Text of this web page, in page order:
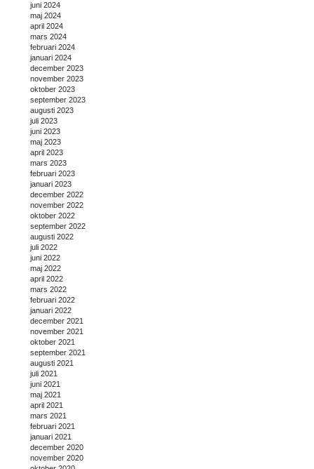
juni 2024
maj 2024
april 2024
mars 2024
februari 2024
januari 2024
december 2023
november 2023
oktober 2023
september 2023
augusti 2023
juli 2023
juni 2023
maj 2023
april 2023
mars 2023
februari 2023
januari 2023
december 2022
november 2022
oktober 2022
september 2022
augusti 2022
juli 2022
juni 2022
maj 2022
april 2022
mars 2022
februari 2022
januari 2022
december 2021
november 2021
oktober 2021
september 2021
augusti 2021
juli 2021
juni 2021
maj 2021
april 2021
mars 2021
februari 2021
januari 2021
december 2020
november 2020